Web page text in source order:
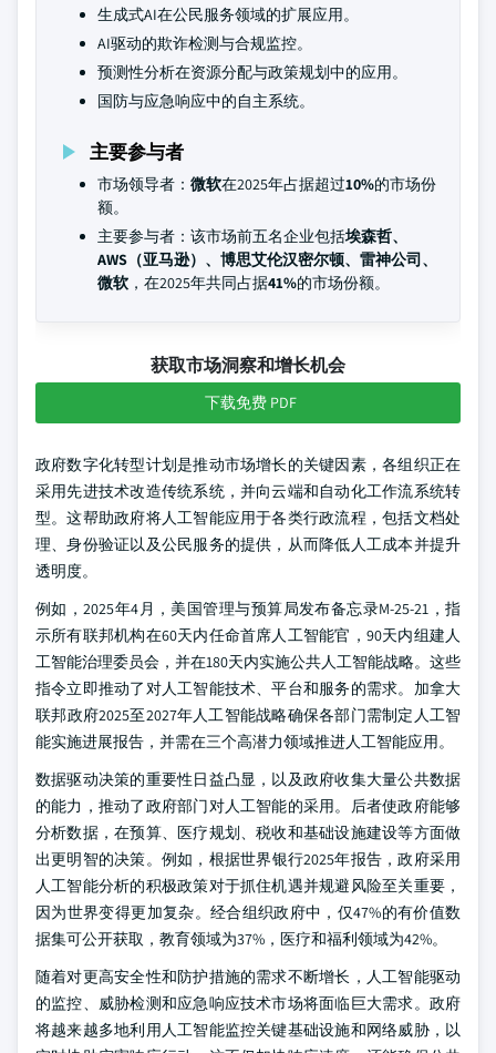
生成式AI在公民服务领域的扩展应用。
AI驱动的欺诈检测与合规监控。
预测性分析在资源分配与政策规划中的应用。
国防与应急响应中的自主系统。
主要参与者
市场领导者： 微软在2025年占据超过10%的市场份
额。
主要参与者：该市场前五名企业包括埃森哲、
AWS（亚马逊）、博思艾伦汉密尔顿、雷神公司、
微软 ，在2025年共同占据41%的市场份额。
获取市场洞察和增长机会
下载免费 PDF
政府数字化转型计划是推动市场增长的关键因素，各组织正在
采用先进技术改造传统系统，并向云端和自动化工作流系统转
型。这帮助政府将人工智能应用于各类行政流程，包括文档处
理、身份验证以及公民服务的提供，从而降低人工成本并提升
透明度。
例如，2025年4月，美国管理与预算局发布备忘录M-25-21，指
示所有联邦机构在60天内任命首席人工智能官，90天内组建人
工智能治理委员会，并在180天内实施公共人工智能战略。这些
指令立即推动了对人工智能技术、平台和服务的需求。加拿大
联邦政府2025至2027年人工智能战略确保各部门需制定人工智
能实施进展报告，并需在三个高潜力领域推进人工智能应用。
数据驱动决策的重要性日益凸显，以及政府收集大量公共数据
的能力，推动了政府部门对人工智能的采用。后者使政府能够
分析数据，在预算、医疗规划、税收和基础设施建设等方面做
出更明智的决策。例如，根据世界银行2025年报告，政府采用
人工智能分析的积极政策对于抓住机遇并规避风险至关重要，
因为世界变得更加复杂。经合组织政府中，仅47%的有价值数
据集可公开获取，教育领域为37%，医疗和福利领域为42%。
随着对更高安全性和防护措施的需求不断增长，人工智能驱动
的监控、威胁检测和应急响应技术市场将面临巨大需求。政府
将越来越多地利用人工智能监控关键基础设施和网络威胁，以